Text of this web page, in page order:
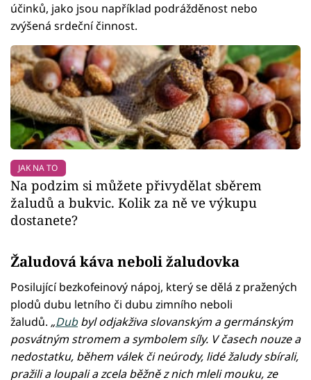
účinků, jako jsou například podrážděnost nebo
zvýšená srdeční činnost.
JAK NA TO
Na podzim si můžete přivydělat sběrem
žaludů a bukvic. Kolik za ně ve výkupu
dostanete?
Žaludová káva neboli žaludovka
Posilující bezkofeinový nápoj, který se dělá z pražených
plodů dubu letního či dubu zimního neboli
žaludů. „Dubbyl odjakživa slovanským a germánským
posvátným stromem a symbolem síly. V časech nouze a
nedostatku, během válek či neúrody, lidé žaludy sbírali,
pražili a loupali a zcela běžně z nich mleli mouku, ze